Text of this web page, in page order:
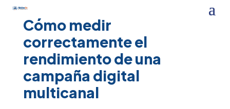
Cómo medir
correctamente el
rendimiento de una
campaña digital
multicanal